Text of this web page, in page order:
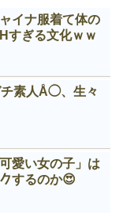
イナ服着て体の
すぎる文化ｗｗ
チ素人Å◯、生々
愛い女の子」は
するのか😍